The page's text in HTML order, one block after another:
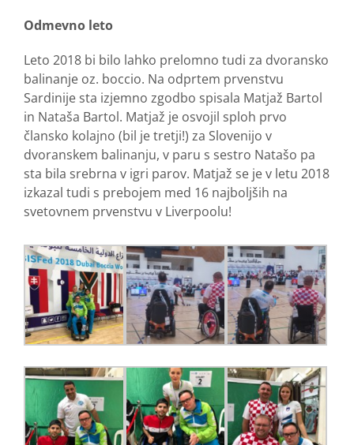
Odmevno leto
Leto 2018 bi bilo lahko prelomno tudi za dvoransko
balinanje oz. boccio. Na odprtem prvenstvu
Sardinije sta izjemno zgodbo spisala Matjaž Bartol
in Nataša Bartol. Matjaž je osvojil sploh prvo
člansko kolajno (bil je tretji!) za Slovenijo v
dvoranskem balinanju, v paru s sestro Natašo pa
sta bila srebrna v igri parov. Matjaž se je v letu 2018
izkazal tudi s prebojem med 16 najboljših na
svetovnem prvenstvu v Liverpoolu!